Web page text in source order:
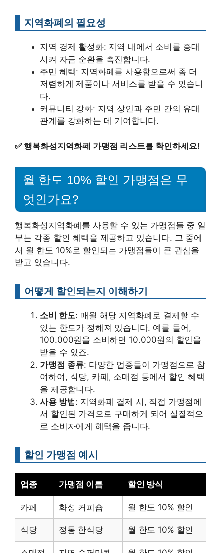
지역화폐의 필요성
지역 경제 활성화: 지역 내에서 소비를 증대
시켜 자금 순환을 촉진합니다.
주민 혜택: 지역화폐를 사용함으로써 좀 더
저렴하게 제품이나 서비스를 받을 수 있습니
다.
커뮤니티 강화: 지역 상인과 주민 간의 유대
관계를 강화하는 데 기여합니다.
✅ 행복화성지역화폐 가맹점 리스트를 확인하세요!
월 한도 10% 할인 가맹점은 무
엇인가요?
행복화성지역화폐를 사용할 수 있는 가맹점들 중 일
부는 각종 할인 혜택을 제공하고 있습니다. 그 중에
서 월 한도 10%로 할인되는 가맹점들이 큰 관심을
받고 있습니다.
어떻게 할인되는지 이해하기
소비 한도: 매월 해당 지역화폐로 결제할 수
있는 한도가 정해져 있습니다. 예를 들어,
100.000원을 소비하면 10.000원의 할인을
받을 수 있죠.
가맹점 종류: 다양한 업종들이 가맹점으로 참
여하여, 식당, 카페, 소매점 등에서 할인 혜택
을 제공합니다.
사용 방법: 지역화폐 결제 시, 직접 가맹점에
서 할인된 가격으로 구매하게 되어 실질적으
로 소비자에게 혜택을 줍니다.
할인 가맹점 예시
업종 가맹점 이름 할인 방식
카페 화성 커피숍 월 한도 10% 할인
식당 정통 한식당 월 한도 10% 할인